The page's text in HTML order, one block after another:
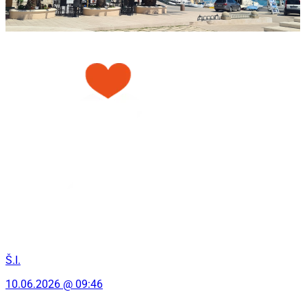
Š.I.
10.06.2026 @ 09:46